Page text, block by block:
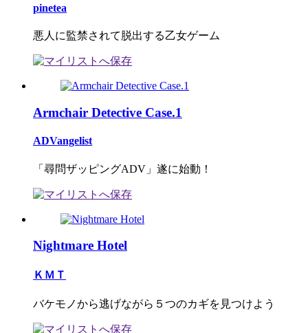
pinetea
悪人に監禁されて脱出する乙女ゲーム
Armchair Detective Case.1
ADVangelist
「尋問ザッピングADV」遂に始動！
Nightmare Hotel
ＫＭＴ
バケモノから逃げながら５つのカギを見つけよう